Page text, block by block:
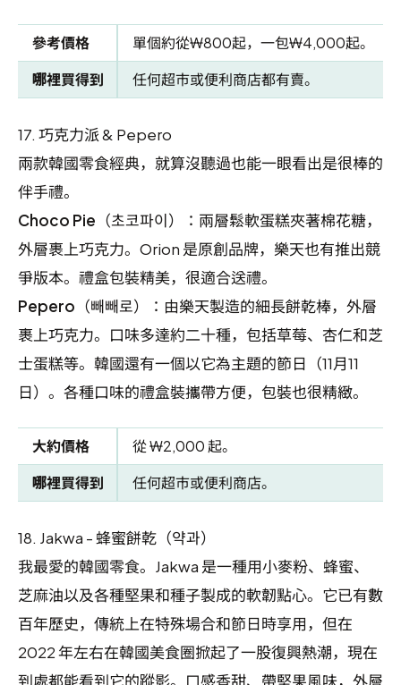
參考價格
單個約從₩800起，一包₩4,000起。
哪裡買得到
任何超市或便利商店都有賣。
17. 巧克力派 & Pepero
兩款韓國零食經典，就算沒聽過也能一眼看出是很棒的
伴手禮。
Choco Pie （초코파이）：兩層鬆軟蛋糕夾著棉花糖，
外層裹上巧克力。Orion 是原創品牌，樂天也有推出競
爭版本。禮盒包裝精美，很適合送禮。
Pepero （빼빼로）：由樂天製造的細長餅乾棒，外層
裹上巧克力。口味多達約二十種，包括草莓、杏仁和芝
士蛋糕等。韓國還有一個以它為主題的節日（11月11
日）。各種口味的禮盒裝攜帶方便，包裝也很精緻。
大約價格
從 ₩2,000 起。
哪裡買得到
任何超市或便利商店。
18. Jakwa - 蜂蜜餅乾（약과）
我最愛的韓國零食。Jakwa 是一種用小麥粉、蜂蜜、
芝麻油以及各種堅果和種子製成的軟韌點心。它已有數
百年歷史，傳統上在特殊場合和節日時享用，但在
2022 年左右在韓國美食圈掀起了一股復興熱潮，現在
到處都能看到它的蹤影。口感香甜、帶堅果風味，外層